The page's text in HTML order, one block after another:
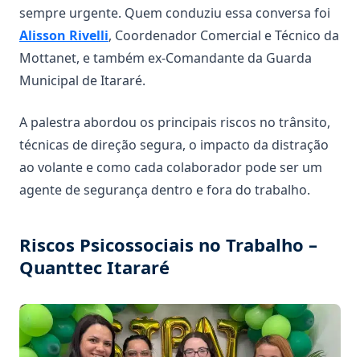
sempre urgente. Quem conduziu essa conversa foi
Alisson Rivelli, Coordenador Comercial e Técnico da
Mottanet, e também ex-Comandante da Guarda
Municipal de Itararé.
A palestra abordou os principais riscos no trânsito,
técnicas de direção segura, o impacto da distração
ao volante e como cada colaborador pode ser um
agente de segurança dentro e fora do trabalho.
Riscos Psicossociais no Trabalho –
Quanttec Itararé